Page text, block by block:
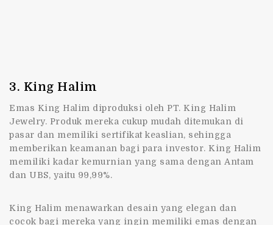
3. King Halim
Emas King Halim diproduksi oleh PT. King Halim
Jewelry. Produk mereka cukup mudah ditemukan di
pasar dan memiliki sertifikat keaslian, sehingga
memberikan keamanan bagi para investor. King Halim
memiliki kadar kemurnian yang sama dengan Antam
dan UBS, yaitu 99,99%.
King Halim menawarkan desain yang elegan dan
cocok bagi mereka yang ingin memiliki emas dengan